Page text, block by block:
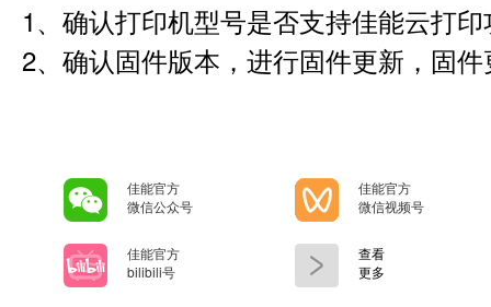
1、确认打印机型号是否支持佳能云打
2、确认固件版本，进行固件更新，固
佳能官方
微信公众号
佳能官方
微信视频号
佳能官方
bilibili号
查看
更多